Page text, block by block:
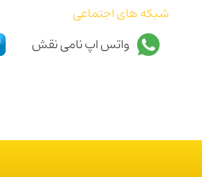
شبکه های اجتماعی
واتس اپ نامی نقش